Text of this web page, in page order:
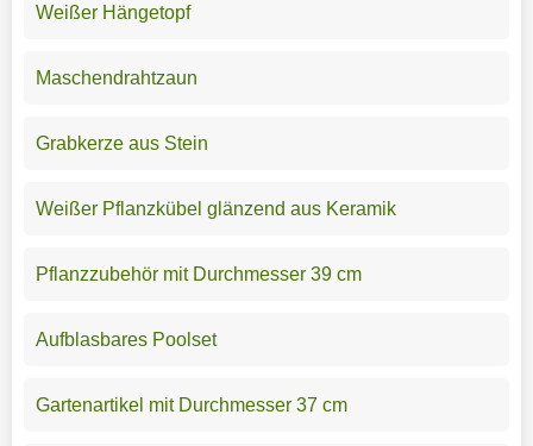
Weißer Hängetopf
Maschendrahtzaun
Grabkerze aus Stein
Weißer Pflanzkübel glänzend aus Keramik
Pflanzzubehör mit Durchmesser 39 cm
Aufblasbares Poolset
Gartenartikel mit Durchmesser 37 cm